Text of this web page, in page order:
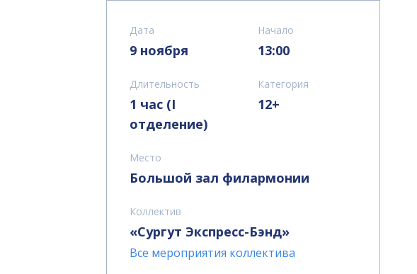
Дата
9 ноября
Начало
13:00
Длительность
1 час (I
отделение)
Категория
12+
Место
Большой зал филармонии
Коллектив
«Сургут Экспресс-Бэнд»
Все мероприятия коллектива